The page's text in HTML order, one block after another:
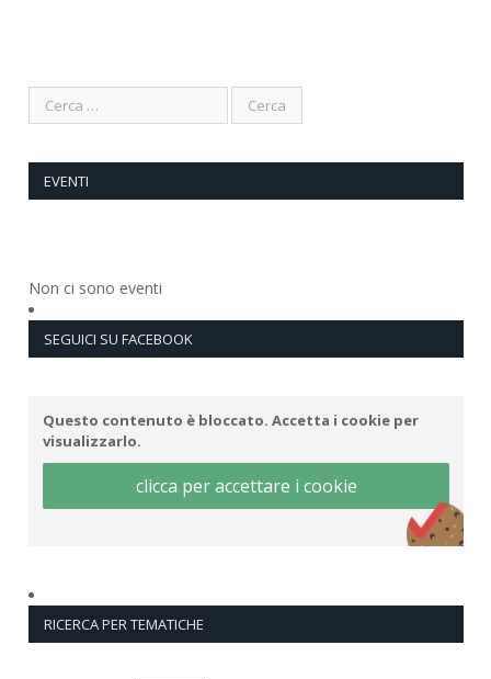
EVENTI
Non ci sono eventi
SEGUICI SU FACEBOOK
Questo contenuto è bloccato. Accetta i cookie per
visualizzarlo.
clicca per accettare i cookie
RICERCA PER TEMATICHE